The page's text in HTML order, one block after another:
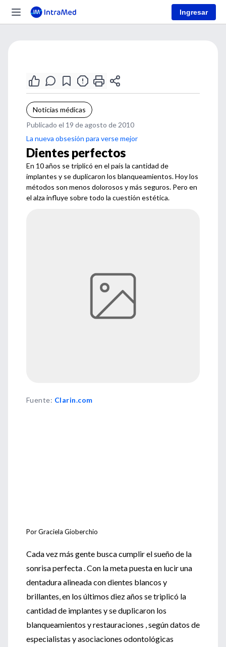
Ingresar
Noticias médicas
Publicado el 19 de agosto de 2010
La nueva obsesión para verse mejor
Dientes perfectos
En 10 años se triplicó en el país la cantidad de
implantes y se duplicaron los blanqueamientos. Hoy los
métodos son menos dolorosos y más seguros. Pero en
el alza influye sobre todo la cuestión estética.
Fuente: Clarin.com
Por Graciela Gioberchio
Cada vez más gente busca cumplir el sueño de la
sonrisa perfecta . Con la meta puesta en lucir una
dentadura alineada con dientes blancos y
brillantes, en los últimos diez años se triplicó la
cantidad de implantes y se duplicaron los
blanqueamientos y restauraciones , según datos de
especialistas y asociaciones odontológicas